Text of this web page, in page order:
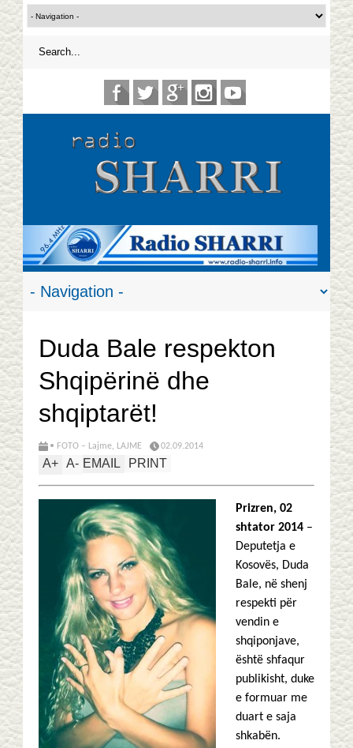
Duda Bale respekton
Shqipërinë dhe
shqiptarët!
• FOTO – Lajme, LAJME 02.09.2014
A+ A- EMAIL PRINT
Prizren, 02
shtator 2014 –
Deputetja e
Kosovës, Duda
Bale, në shenj
respekti për
vendin e
shqiponjave,
është shfaqur
publikisht, duke
e formuar me
duart e saja
shkabën.